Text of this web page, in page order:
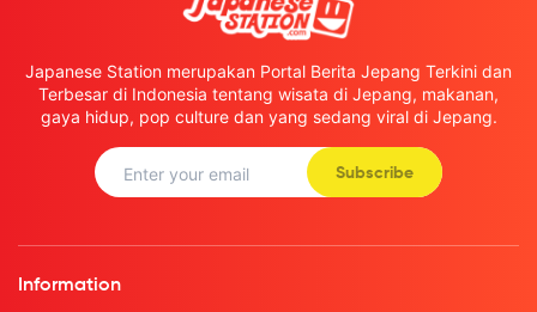
Japanese Station merupakan Portal Berita Jepang Terkini dan
Terbesar di Indonesia tentang wisata di Jepang, makanan,
gaya hidup, pop culture dan yang sedang viral di Jepang.
Subscribe
Information